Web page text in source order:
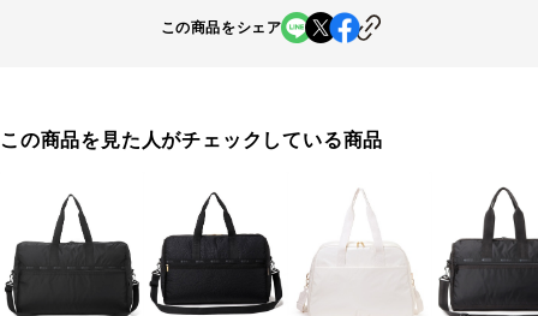
この商品をシェア
この商品を見た人がチェックしている商品